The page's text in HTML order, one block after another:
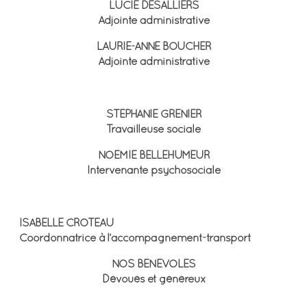
LUCIE DESALLIERS
Adjointe administrative
LAURIE-ANNE BOUCHER
Adjointe administrative
STÉPHANIE GRENIER
Travailleuse sociale
NOÉMIE BELLEHUMEUR
Intervenante psychosociale
ISABELLE CROTEAU
Coordonnatrice à l’accompagnement-transport
NOS BÉNÉVOLES
Dévoués et généreux